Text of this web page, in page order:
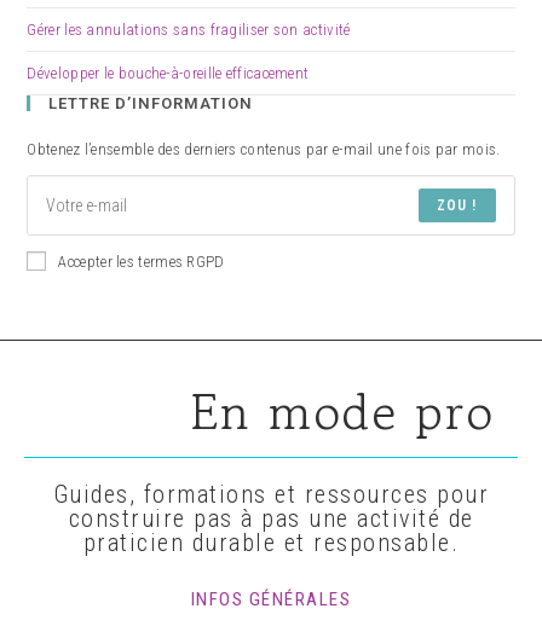
Gérer les annulations sans fragiliser son activité
Développer le bouche-à-oreille efficacement
LETTRE D’INFORMATION
Obtenez l’ensemble des derniers contenus par e-mail une fois par mois.
ZOU !
Accepter les termes RGPD
En mode pro
Guides, formations et ressources pour
construire pas à pas une activité de
praticien durable et responsable.
INFOS GÉNÉRALES